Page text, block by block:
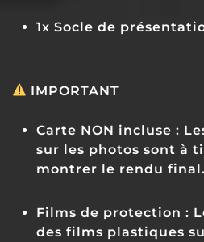
1x Socle de
IMPORTANT
Carte NON incluse :
sur les photos sont à
montrer le rendu final.
Films de protection :
des films plastiques